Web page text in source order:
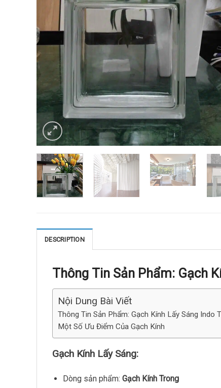
DESCRIPTION
Thông Tin Sản Phẩm: Gạch
Nội Dung Bài Viết
Thông Tin Sản Phẩm: Gạch Kính Lấy Sáng Indo
Một Số Ưu Điểm Của Gạch Kính
Gạch Kính Lấy Sáng:
Dòng sản phẩm: Gạch Kính Trong